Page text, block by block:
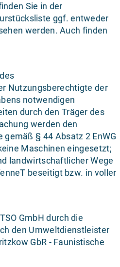
Sie in der
ggf. entweder
werden. Auch finden
Nutzungsberechtigte der
notwendigen
durch den Träger des
werden den
§ 44 Absatz 2 EnWG
Maschinen eingesetzt;
landwirtschaftlicher Wege
beseitigt bzw. in voller
GmbH durch die
den Umweltdienstleister
GbR - Faunistische